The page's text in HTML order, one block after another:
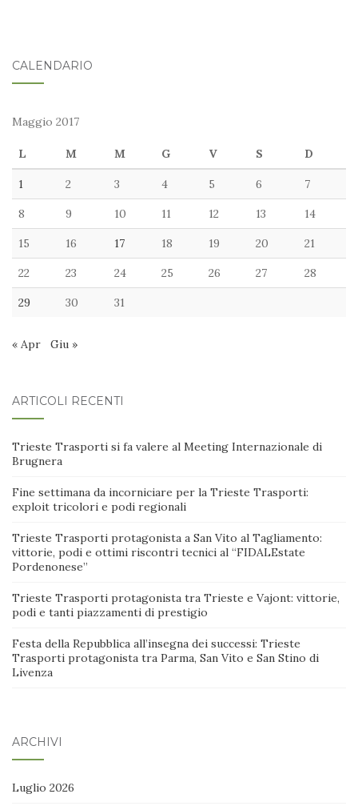
CALENDARIO
Maggio 2017
L M M G V S D
1 2 3 4 5 6 7
8 9 10 11 12 13 14
15 16 17 18 19 20 21
22 23 24 25 26 27 28
29 30 31
« Apr Giu »
ARTICOLI RECENTI
Trieste Trasporti si fa valere al Meeting Internazionale di
Brugnera
Fine settimana da incorniciare per la Trieste Trasporti:
exploit tricolori e podi regionali
Trieste Trasporti protagonista a San Vito al Tagliamento:
vittorie, podi e ottimi riscontri tecnici al “FIDALEstate
Pordenonese”
Trieste Trasporti protagonista tra Trieste e Vajont: vittorie,
podi e tanti piazzamenti di prestigio
Festa della Repubblica all’insegna dei successi: Trieste
Trasporti protagonista tra Parma, San Vito e San Stino di
Livenza
ARCHIVI
Luglio 2026